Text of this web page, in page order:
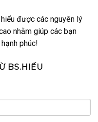
được các nguyên lý
nhằm giúp các bạn
phúc!
BS.HIẾU